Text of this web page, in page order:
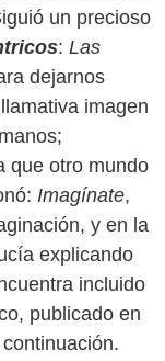
un precioso
: Las
dejarnos
imagen
que otro mundo
Imagínate,
y en la
explicando
incluido
publicado en